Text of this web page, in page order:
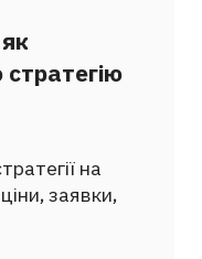
на
заявки,